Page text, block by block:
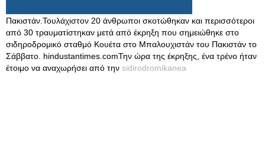
Πακιστάν.Τουλάχιστον 20 άνθρωποι σκοτώθηκαν και περισσότεροι
από 30 τραυματίστηκαν μετά από έκρηξη που σημειώθηκε στο
σιδηροδρομικό σταθμό Κουέτα στο Μπαλουχιστάν του Πακιστάν το
Σάββατο. hindustantimes.comΤην ώρα της έκρηξης, ένα τρένο ήταν
έτοιμο να αναχωρήσει από την sidirodromikanea